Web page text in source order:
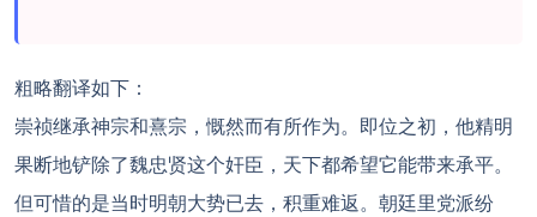
粗略翻译如下：
崇祯继承神宗和熹宗，慨然而有所作为。即位之初，他精明
果断地铲除了魏忠贤这个奸臣，天下都希望它能带来承平。
但可惜的是当时明朝大势已去，积重难返。朝廷里党派纷